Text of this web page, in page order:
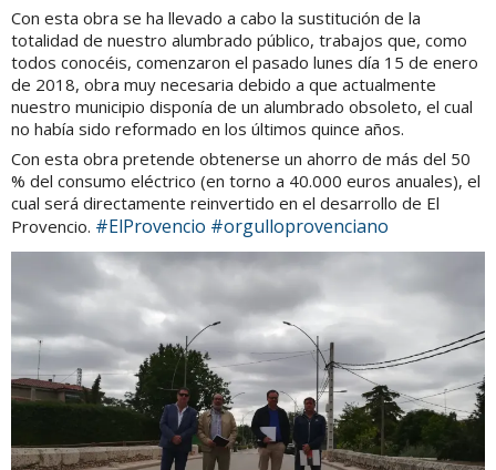
Con esta obra se ha llevado a cabo la sustitución de la
totalidad de nuestro alumbrado público, trabajos que, como
todos conocéis, comenzaron el pasado lunes día 15 de enero
de 2018, obra muy necesaria debido a que actualmente
nuestro municipio disponía de un alumbrado obsoleto, el cual
no había sido reformado en los últimos quince años.
Con esta obra pretende obtenerse un ahorro de más del 50
% del consumo eléctrico (en torno a 40.000 euros anuales), el
cual será directamente reinvertido en el desarrollo de El
Provencio. #ElProvencio #orgulloprovenciano